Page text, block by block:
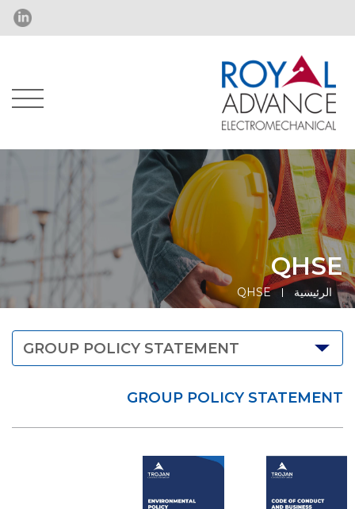
QHSE
الرئيسية QHSE
GROUP POLICY STATEMENT
GROUP POLICY STATEMENT